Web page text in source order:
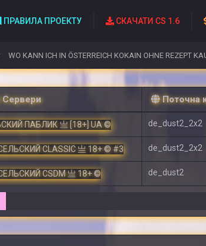
ПРАВИЛА ПРОЕКТУ СКАЧАТИ CS 1.6
WO KANN ICH IN ÖSTERREICH KOKAIN OHNE REZEPT
Поточна
ПАБЛИК 亗 [18+] UA © de_dust2_2x2
CLASSIC 亗 18+ © #3 de_dust2_2x2
CSDM 亗 18+ © de_dust2